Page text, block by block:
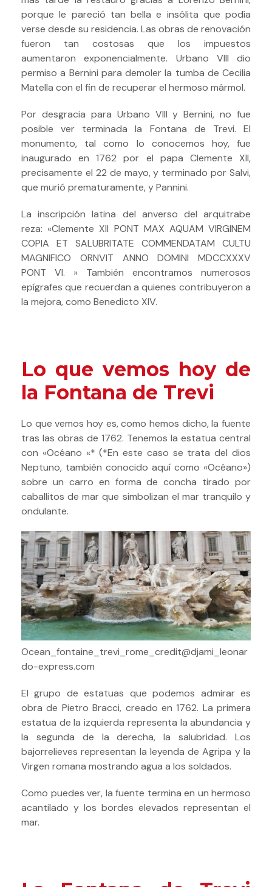
porque le pareció tan bella e insólita que podía
verse desde su residencia. Las obras de renovación
fueron tan costosas que los impuestos
aumentaron exponencialmente. Urbano VIII dio
permiso a Bernini para demoler la tumba de Cecilia
Matella con el fin de recuperar el hermoso mármol.
Por desgracia para Urbano VIII y Bernini, no fue
posible ver terminada la Fontana de Trevi. El
monumento, tal como lo conocemos hoy, fue
inaugurado en 1762 por el papa Clemente XII,
precisamente el 22 de mayo, y terminado por Salvi,
que murió prematuramente, y Pannini.
La inscripción latina del anverso del arquitrabe
reza: «Clemente XII PONT MAX AQUAM VIRGINEM
COPIA ET SALUBRITATE COMMENDATAM CULTU
MAGNIFICO ORNVIT ANNO DOMINI MDCCXXXV
PONT VI. » También encontramos numerosos
epígrafes que recuerdan a quienes contribuyeron a
la mejora, como Benedicto XIV.
Lo que vemos hoy de
la Fontana de Trevi
Lo que vemos hoy es, como hemos dicho, la fuente
tras las obras de 1762. Tenemos la estatua central
con «Océano «* (*En este caso se trata del dios
Neptuno, también conocido aquí como «Océano»)
sobre un carro en forma de concha tirado por
caballitos de mar que simbolizan el mar tranquilo y
ondulante.
Ocean_fontaine_trevi_rome_credit@djami_leonar
do-express.com
El grupo de estatuas que podemos admirar es
obra de Pietro Bracci, creado en 1762. La primera
estatua de la izquierda representa la abundancia y
la segunda de la derecha, la salubridad. Los
bajorrelieves representan la leyenda de Agripa y la
Virgen romana mostrando agua a los soldados.
Como puedes ver, la fuente termina en un hermoso
acantilado y los bordes elevados representan el
mar.